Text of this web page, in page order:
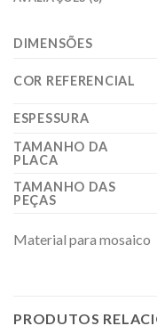
DIMENSÕES
COR REFERENCIAL
ESPESSURA
TAMANHO DA
PLACA
TAMANHO DAS
PEÇAS
Material para mosaico
PRODUTOS